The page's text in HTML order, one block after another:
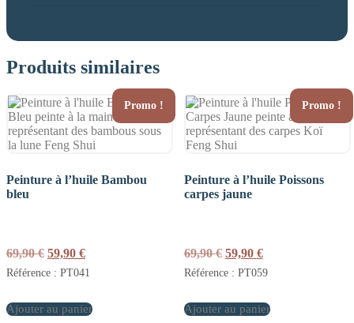
Produits similaires
Promo !
Peinture à l’huile Bambou
bleu
69,90€ Le
prix
initial
69,90 €.
59,90 €Le
prix
actuel
59,90 €.
Référence : PT041
Ajouter au panier
Promo !
Peinture à l’huile Poissons
carpes jaune
69,90€ Le
prix
initial
69,90 €.
59,90 €Le
prix
actuel
59,90 €.
Référence : PT059
Ajouter au panier